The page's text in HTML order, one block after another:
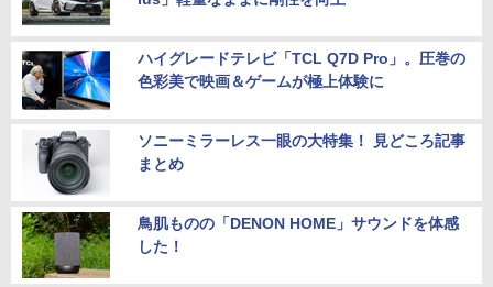
ハイグレードテレビ「TCL Q7D Pro」。圧巻の
色彩美で映画＆ゲームが極上体験に
ソニーミラーレス一眼の大特集！ 見どころ記事
まとめ
鳥肌ものの「DENON HOME」サウンドを体感
した！